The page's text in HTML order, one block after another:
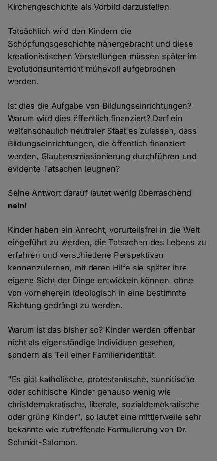
Kirchengeschichte als Vorbild darzustellen.
Tatsächlich wird den Kindern die
Schöpfungsgeschichte nähergebracht und diese
kreationistischen Vorstellungen müssen später im
Evolutionsunterricht mühevoll aufgebrochen
werden.
Ist dies die Aufgabe von Bildungseinrichtungen?
Warum wird dies öffentlich finanziert? Darf ein
weltanschaulich neutraler Staat es zulassen, dass
Bildungseinrichtungen, die öffentlich finanziert
werden, Glaubensmissionierung durchführen und
evidente Tatsachen leugnen?
Seine Antwort darauf lautet wenig überraschend
nein!
Kinder haben ein Anrecht, vorurteilsfrei in die Welt
eingeführt zu werden, die Tatsachen des Lebens zu
erfahren und verschiedene Perspektiven
kennenzulernen, mit deren Hilfe sie später ihre
eigene Sicht der Dinge entwickeln können, ohne
von vorneherein ideologisch in eine bestimmte
Richtung gedrängt zu werden.
Warum ist das bisher so? Kinder werden offenbar
nicht als eigenständige Individuen gesehen,
sondern als Teil einer Familienidentität.
"Es gibt katholische, protestantische, sunnitische
oder schiitische Kinder genauso wenig wie
christdemokratische, liberale, sozialdemokratische
oder grüne Kinder", so lautet eine mittlerweile sehr
bekannte wie zutreffende Formulierung von Dr.
Schmidt-Salomon.